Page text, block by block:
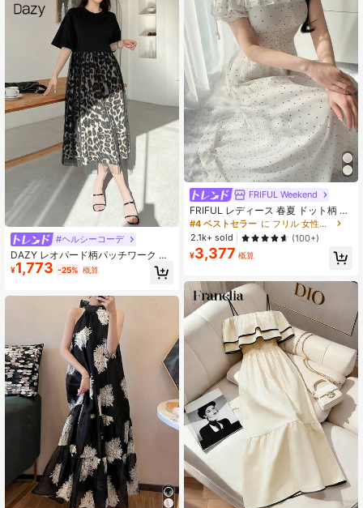
#ヘルシーコーデ
DAZY レオパード柄パッチワーク シ
アーメッシュ ルーズ ミドル丈ドレス
レディース マキシドレス
¥1,773 -25% 概算
FRIFUL Weekend
FRIFUL レディース 春夏 ドット柄 シ
アーメッシュ シャーリングウエスト
フリルヘム オフショルダー ペタルス
リーブ フレアヘム フィット カジュ
アル 万能 ワンピース
#4 ベストセラー
に フリル 女性のドレス
2.1k+ sold
(100+)
¥3,377 概算